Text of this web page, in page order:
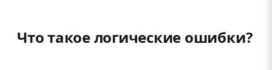
Что такое логические ошибки?